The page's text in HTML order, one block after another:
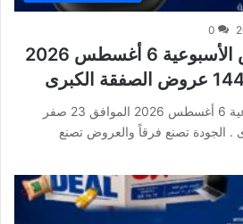
0
عروض نستو الرياض الأسبوعية 6 أغسطس 2026
عروض نستو الرياض الأسبوعية 6 أغسطس 2026 الموافق 23 صفر
. الجودة تصنع فرقاً والعروض تصنع